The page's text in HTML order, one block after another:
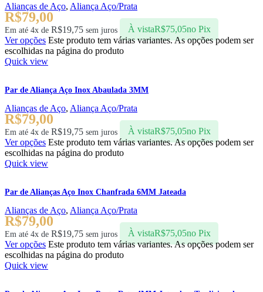
Alianças de Aço, Aliança Aço/Prata
R$79,00
Em até 4x de R$19,75 sem juros À vistaR$75,05no Pix
Ver opções Este produto tem várias variantes. As opções podem ser
escolhidas na página do produto
Quick view
Par de Aliança Aço Inox Abaulada 3MM
Alianças de Aço, Aliança Aço/Prata
R$79,00
Em até 4x de R$19,75 sem juros À vistaR$75,05no Pix
Ver opções Este produto tem várias variantes. As opções podem ser
escolhidas na página do produto
Quick view
Par de Alianças Aço Inox Chanfrada 6MM Jateada
Alianças de Aço, Aliança Aço/Prata
R$79,00
Em até 4x de R$19,75 sem juros À vistaR$75,05no Pix
Ver opções Este produto tem várias variantes. As opções podem ser
escolhidas na página do produto
Quick view